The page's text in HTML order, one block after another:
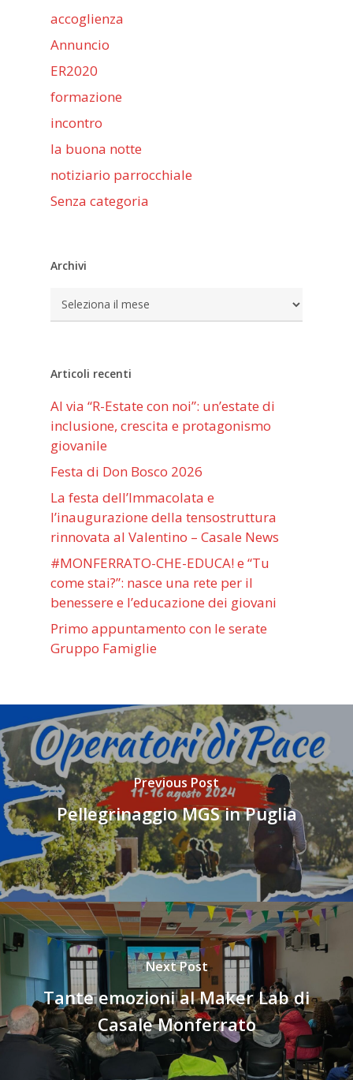
accoglienza
Annuncio
ER2020
formazione
incontro
la buona notte
notiziario parrocchiale
Senza categoria
Archivi
Archivi
Articoli recenti
Al via “R-Estate con noi”: un’estate di
inclusione, crescita e protagonismo
giovanile
Festa di Don Bosco 2026
La festa dell’Immacolata e
l’inaugurazione della tensostruttura
rinnovata al Valentino – Casale News
#MONFERRATO-CHE-EDUCA! e “Tu
come stai?”: nasce una rete per il
benessere e l’educazione dei giovani
Primo appuntamento con le serate
Gruppo Famiglie
Previous Post
Pellegrinaggio MGS in Puglia
Next Post
Tante emozioni al Maker Lab di
Casale Monferrato